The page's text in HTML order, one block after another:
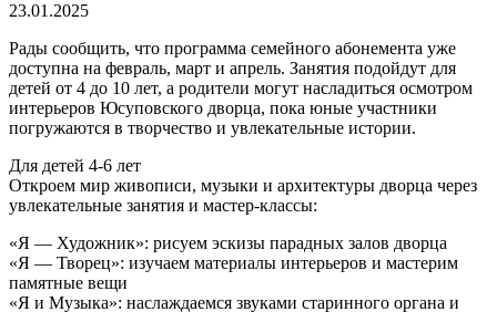
23.01.2025
Рады сообщить, что программа семейного абонемента уже
доступна на февраль, март и апрель. Занятия подойдут для
детей от 4 до 10 лет, а родители могут насладиться осмотром
интерьеров Юсуповского дворца, пока юные участники
погружаются в творчество и увлекательные истории.
Для детей 4-6 лет
Откроем мир живописи, музыки и архитектуры дворца через
увлекательные занятия и мастер-классы:
«Я — Художник»: рисуем эскизы парадных залов дворца
«Я — Творец»: изучаем материалы интерьеров и мастерим
памятные вещи
«Я и Музыка»: наслаждаемся звуками старинного органа и